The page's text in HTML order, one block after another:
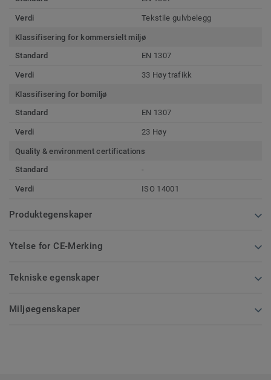
Verdi Tekstile gulvbelegg
Klassifisering for kommersielt miljø
Standard
EN 1307
Verdi 33 Høy trafikk
Klassifisering for bomiljø
Standard
EN 1307
Verdi 23 Høy
Quality & environment certifications
Standard
-
Verdi ISO 14001
Produktegenskaper
Ytelse for CE-Merking
Tekniske egenskaper
Miljøegenskaper